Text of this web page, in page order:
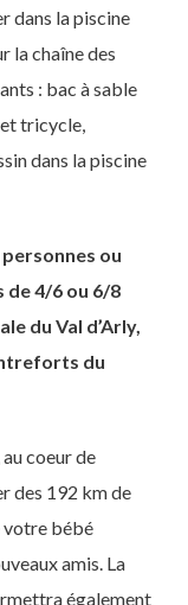
dans la piscine
la chaîne des
: bac à sable
tricycle,
dans la piscine
ou
4/6 ou 6/8
du Val d’Arly,
du
au coeur de
des 192 km de
votre bébé
amis. La
également